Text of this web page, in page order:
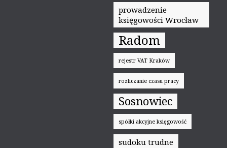
prowadzenie
księgowości Wrocław
Radom
rejestr VAT Kraków
rozliczanie czasu pracy
Sosnowiec
spółki akcyjne księgowość
sudoku trudne